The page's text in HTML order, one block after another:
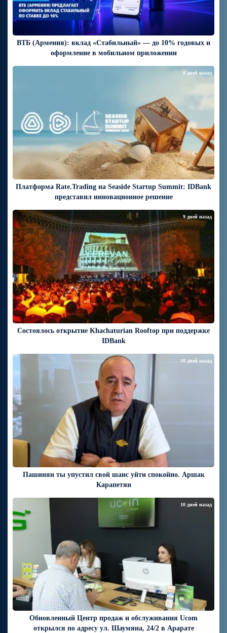
ВТБ (Армения): вклад «Стабильный» — до 10% годовых и
оформление в мобильном приложении
Платформа Rate.Trading на Seaside Startup Summit: IDBank
представил инновационное решение
8 дней назад
Состоялось открытие Khachaturian Rooftop при поддержке
IDBank
9 дней назад
Пашинян ты упустил свой шанс уйти спокойно. Аршак
Карапетян
10 дней назад
Обновленный Центр продаж и обслуживания Ucom
открылся по адресу ул. Шаумяна, 24/2 в Арарате
10 дней назад